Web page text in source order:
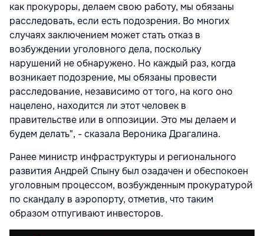
как прокуроры, делаем свою работу, мы обязаны
расследовать, если есть подозрения. Во многих
случаях заключением может стать отказ в
возбуждении уголовного дела, поскольку
нарушений не обнаружено. Но каждый раз, когда
возникает подозрение, мы обязаны провести
расследование, независимо от того, на кого оно
нацелено, находится ли этот человек в
правительстве или в оппозиции. Это мы делаем и
будем делать", - сказала Вероника Драгалина.
Ранее министр инфраструктуры и регионального
развития Андрей Спыну был озадачен и обеспокоен
уголовным процессом, возбужденным прокуратурой
по скандалу в аэропорту, отметив, что таким
образом отпугивают инвесторов.